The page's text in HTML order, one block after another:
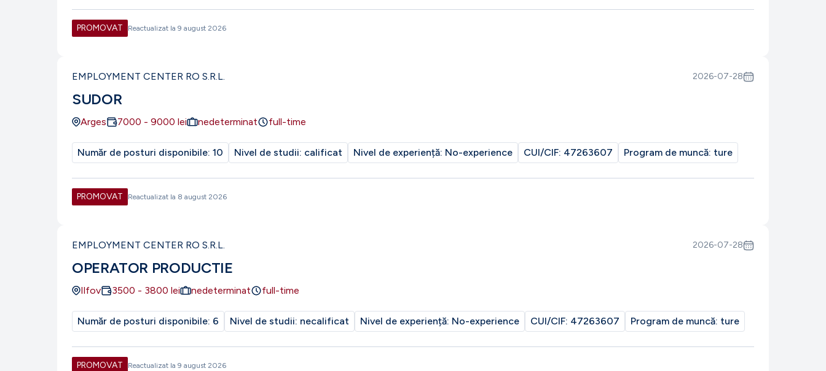
PROMOVAT Reactualizat la 9 august 2026
EMPLOYMENT CENTER RO S.R.L. 2026-07-28
SUDOR
Arges 7000 - 9000 lei nedeterminat full-time
Număr de posturi disponibile: 10 Nivel de studii: calificat Nivel de experiență: No-experience CUI/CIF: 47263607 Program de muncă: ture
PROMOVAT Reactualizat la 8 august 2026
EMPLOYMENT CENTER RO S.R.L. 2026-07-28
OPERATOR PRODUCTIE
Ilfov 3500 - 3800 lei nedeterminat full-time
Număr de posturi disponibile: 6 Nivel de studii: necalificat Nivel de experiență: No-experience CUI/CIF: 47263607 Program de muncă: ture
PROMOVAT Reactualizat la 9 august 2026